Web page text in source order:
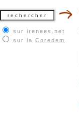
sur irenees.net
sur la Coredem